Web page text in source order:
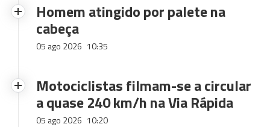
Homem atingido por palete na
cabeça
05 ago 2026 10:35
Motociclistas filmam-se a circular
a quase 240 km/h na Via Rápida
05 ago 2026 10:20